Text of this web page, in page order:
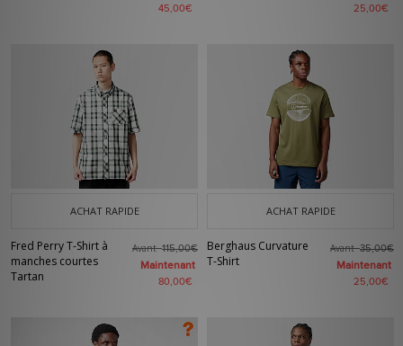
45,00€ 25,00€
ACHAT RAPIDE
Fred Perry T-Shirt à
manches courtes
Tartan
Avant115,00€
Maintenant
80,00€
ACHAT RAPIDE
Berghaus Curvature
T-Shirt
Avant35,00€
Maintenant
25,00€